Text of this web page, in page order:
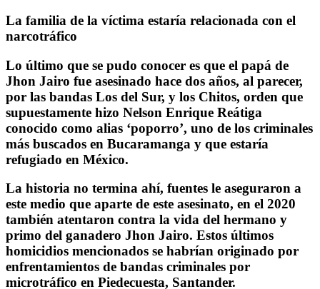
La familia de la víctima estaría relacionada con el
narcotráfico
Lo último que se pudo conocer es que el papá de
Jhon Jairo fue asesinado hace dos años, al parecer,
por las bandas Los del Sur, y los Chitos, orden que
supuestamente hizo Nelson Enrique Reátiga
conocido como alias ‘poporro’, uno de los criminales
más buscados en Bucaramanga y que estaría
refugiado en México.
La historia no termina ahí, fuentes le aseguraron a
este medio que aparte de este asesinato, en el 2020
también atentaron contra la vida del hermano y
primo del ganadero Jhon Jairo. Estos últimos
homicidios mencionados se habrían originado por
enfrentamientos de bandas criminales por
microtráfico en Piedecuesta, Santander.